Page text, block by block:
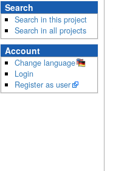
Search
Search in this project
Search in all projects
Account
Change language
Login
Register as user